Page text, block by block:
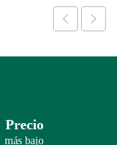
Precio
más bajo